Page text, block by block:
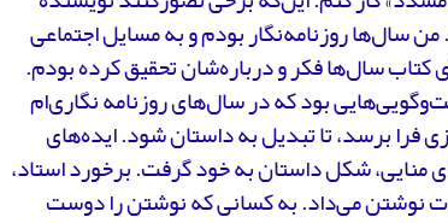
سال‌ها روزنامه‌نگار بودم و به مسایل اجتماعی
سال‌ها فکر و درباره‌شان تحقیق کرده بودم.
بود که در سال‌های روزنامه نگاری‌ام
فرا برسد، تا تبدیل به داستان شود. ایده‌های
شکل داستان به خود گرفت. برخورد استاد،
نوشتن می‌داد. به کسانی که نوشتن را دوست